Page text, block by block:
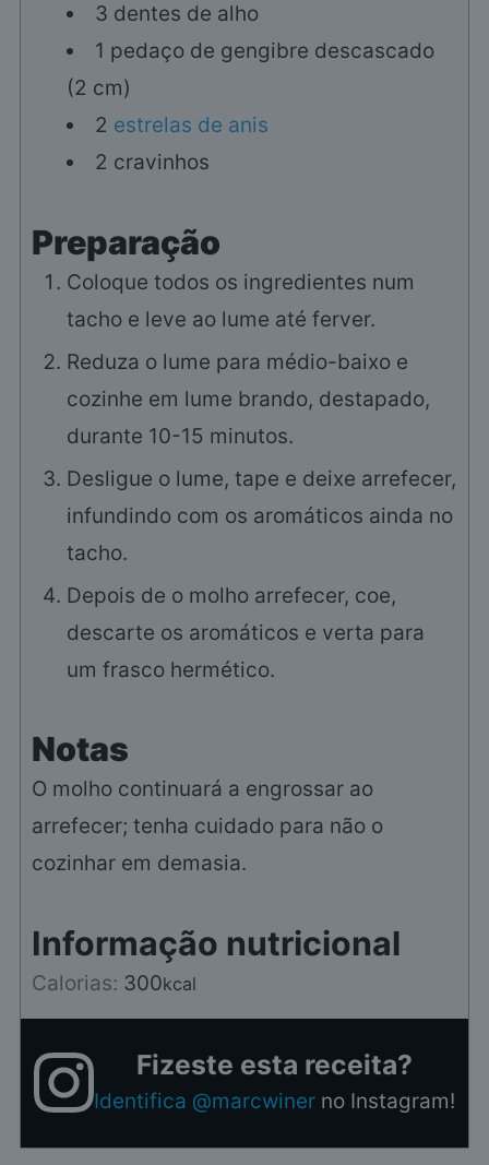
3 dentes de alho
1 pedaço de gengibre descascado
(2 cm)
2 estrelas de anis
2 cravinhos
Preparação
Coloque todos os ingredientes num
tacho e leve ao lume até ferver.
Reduza o lume para médio-baixo e
cozinhe em lume brando, destapado,
durante 10-15 minutos.
Desligue o lume, tape e deixe arrefecer,
infundindo com os aromáticos ainda no
tacho.
Depois de o molho arrefecer, coe,
descarte os aromáticos e verta para
um frasco hermético.
Notas
O molho continuará a engrossar ao
arrefecer; tenha cuidado para não o
cozinhar em demasia.
Informação nutricional
Calorias: 300kcal
Fizeste esta receita?
Identifica @marcwinerno Instagram!